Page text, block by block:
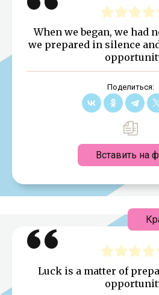
When we began, we had
we prepared in silence
Поделиться:
Вставить на
Luck is a matter of